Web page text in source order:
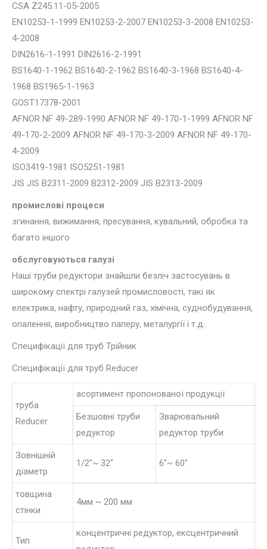
CSA Z245.11-05-2005
EN10253-1-1999 EN10253-2-2007 EN10253-3-2008 EN10253-
4-2008
DIN2616-1-1991 DIN2616-2-1991
BS1640-1-1962 BS1640-2-1962 BS1640-3-1968 BS1640-4-
1968 BS1965-1-1963
GOST17378-2001
AFNOR NF 49-289-1990 AFNOR NF 49-170-1-1999 AFNOR NF
49-170-2-2009 AFNOR NF 49-170-3-2009 AFNOR NF 49-170-
4-2009
ISO3419-1981 ISO5251-1981
JIS JIS B2311-2009 B2312-2009 JIS B2313-2009
промислові процеси
згинання, вижимання, пресування, кувальний, обробка та
багато іншого
обслуговуються галузі
Наші труби редуктори знайшли безліч застосувань в
широкому спектрі галузей промисловості, такі як
електрика, нафту, природний газ, хімічна, суднобудування,
опалення, виробництво паперу, металургії і т.д..
Специфікації для труб Трійник
Специфікації для труб Reducer
труба
Reducer
асортимент пропонованої продукції
Безшовні труби
редуктор
Зварювальний
редуктор труби
Зовнішній
діаметр
1/2″~ 32″ 6″~ 60″
товщина
стінки
4мм ~ 200 мм
Тип
концентричні редуктор, ексцентричний